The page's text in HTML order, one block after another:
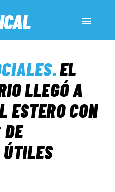
.EL
LLEGÓ A
ESTERO CON